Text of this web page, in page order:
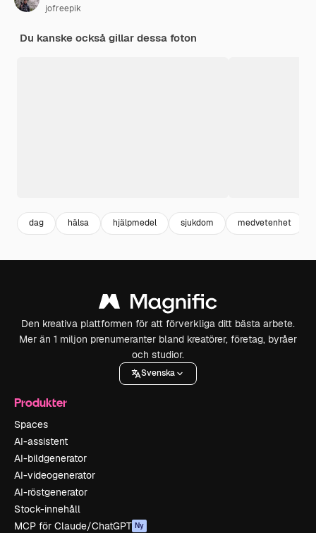
jofreepik
Du kanske också gillar dessa foton
dag hälsa hjälpmedel sjukdom medvetenhet
Den kreativa plattformen för att förverkliga ditt bästa arbete.
Mer än 1 miljon prenumeranter bland kreatörer, företag, byråer
och studior.
Svenska
Produkter
Spaces
AI-assistent
AI-bildgenerator
AI-videogenerator
AI-röstgenerator
Stock-innehåll
MCP för Claude/ChatGPT Ny